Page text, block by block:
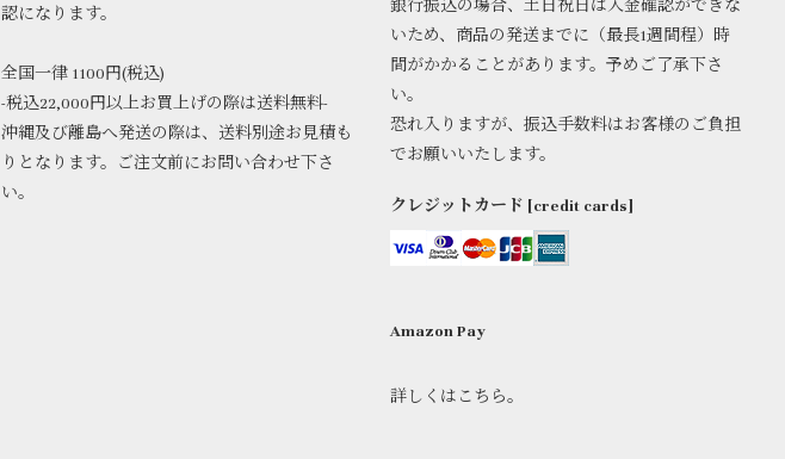
認になります。
全国一律 1100円(税込)
-税込22,000円以上お買上げの際は送料無料-
沖縄及び離島へ発送の際は、送料別途お見積も
りとなります。ご注文前にお問い合わせ下さ
い。
銀行振込の場合、土日祝日は入金確認ができな
いため、商品の発送までに（最長1週間程）時
間がかかることがあります。予めご了承下さ
い。
恐れ入りますが、振込手数料はお客様のご負担
でお願いいたします。
クレジットカード [credit cards]
Amazon Pay
詳しくはこちら。